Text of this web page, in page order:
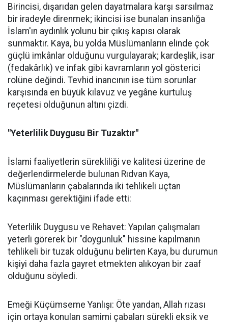
Birincisi, dışarıdan gelen dayatmalara karşı sarsılmaz
bir iradeyle direnmek; ikincisi ise bunalan insanlığa
İslam'ın aydınlık yolunu bir çıkış kapısı olarak
sunmaktır. Kaya, bu yolda Müslümanların elinde çok
güçlü imkânlar olduğunu vurgulayarak; kardeşlik, isar
(fedakârlık) ve infak gibi kavramların yol gösterici
rolüne değindi. Tevhid inancının ise tüm sorunlar
karşısında en büyük kılavuz ve yegâne kurtuluş
reçetesi olduğunun altını çizdi.
"Yeterlilik Duygusu Bir Tuzaktır"
İslami faaliyetlerin sürekliliği ve kalitesi üzerine de
değerlendirmelerde bulunan Rıdvan Kaya,
Müslümanların çabalarında iki tehlikeli uçtan
kaçınması gerektiğini ifade etti:
Yeterlilik Duygusu ve Rehavet: Yapılan çalışmaları
yeterli görerek bir "doygunluk" hissine kapılmanın
tehlikeli bir tuzak olduğunu belirten Kaya, bu durumun
kişiyi daha fazla gayret etmekten alıkoyan bir zaaf
olduğunu söyledi.
Emeği Küçümseme Yanlışı: Öte yandan, Allah rızası
için ortaya konulan samimi çabaları sürekli eksik ve